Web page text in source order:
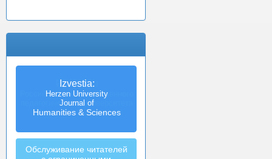
Izvestia:
Herzen University
Journal of
Humanities & Sciences
Обслуживание читателей